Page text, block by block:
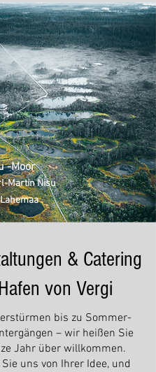
-Moor
Martin Nisu
& Catering
von Vergi
bis zu Sommer-
– wir heißen Sie
Jahr über willkommen.
uns von Ihrer Idee, und